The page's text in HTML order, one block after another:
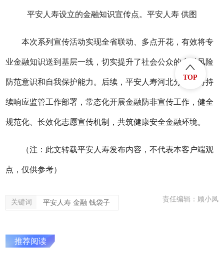
平安人寿设立的金融知识宣传点。平安人寿 供图
本次系列宣传活动实现全省联动、多点开花，有效将专
业金融知识送到基层一线，切实提升了社会公众的金融风险
防范意识和自我保护能力。后续，平安人寿河北分公司将持
续响应监管工作部署，常态化开展金融防非宣传工作，健全
规范化、长效化志愿宣传机制，共筑健康安全金融环境。
（注：此文转载平安人寿发布内容，不代表本客户端观
点，仅供参考）
关键词 平安人寿 金融 钱袋子 责任编辑：顾小凤
推荐阅读
TOP